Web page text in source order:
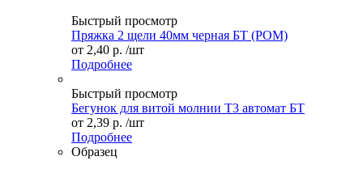
Быстрый просмотр
Пряжка 2 щели 40мм черная БТ (POM)
от 2,40 р. /шт
Подробнее
Быстрый просмотр
Бегунок для витой молнии Т3 автомат БТ
от 2,39 р. /шт
Подробнее
Образец